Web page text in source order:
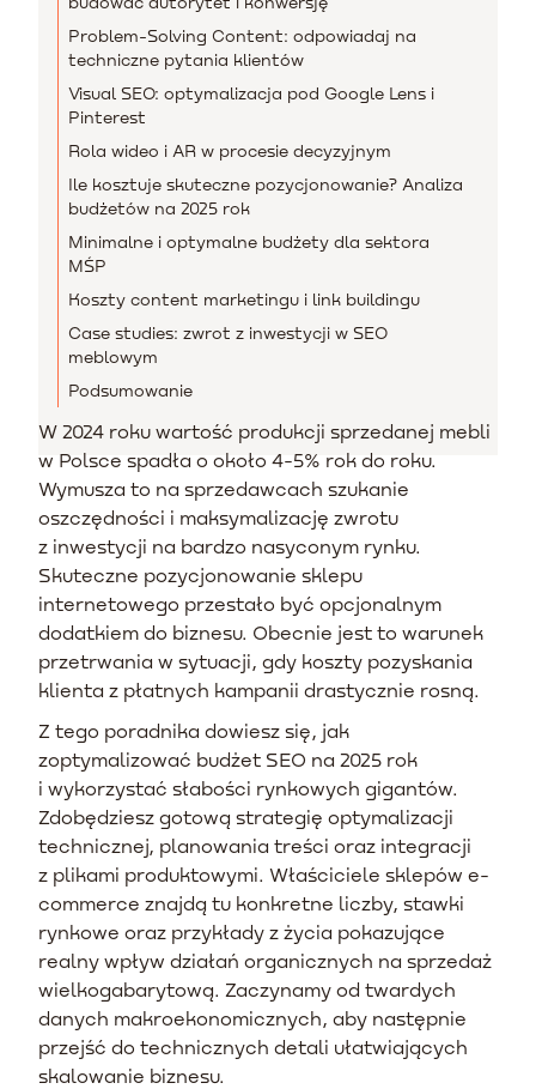
Problem-Solving Content: odpowiadaj na
techniczne pytania klientów
Visual SEO: optymalizacja pod Google Lens i
Pinterest
Rola wideo i AR w procesie decyzyjnym
Ile kosztuje skuteczne pozycjonowanie? Analiza
budżetów na 2025 rok
Minimalne i optymalne budżety dla sektora
MŚP
Koszty content marketingu i link buildingu
Case studies: zwrot z inwestycji w SEO
meblowym
Podsumowanie
W 2024 roku wartość produkcji sprzedanej mebli
w Polsce spadła o około 4-5% rok do roku.
Wymusza to na sprzedawcach szukanie
oszczędności i maksymalizację zwrotu
z inwestycji na bardzo nasyconym rynku.
Skuteczne pozycjonowanie sklepu
internetowego przestało być opcjonalnym
dodatkiem do biznesu. Obecnie jest to warunek
przetrwania w sytuacji, gdy koszty pozyskania
klienta z płatnych kampanii drastycznie rosną.
Z tego poradnika dowiesz się, jak
zoptymalizować budżet SEO na 2025 rok
i wykorzystać słabości rynkowych gigantów.
Zdobędziesz gotową strategię optymalizacji
technicznej, planowania treści oraz integracji
z plikami produktowymi. Właściciele sklepów e-
commerce znajdą tu konkretne liczby, stawki
rynkowe oraz przykłady z życia pokazujące
realny wpływ działań organicznych na sprzedaż
wielkogabarytową. Zaczynamy od twardych
danych makroekonomicznych, aby następnie
przejść do technicznych detali ułatwiających
skalowanie biznesu.